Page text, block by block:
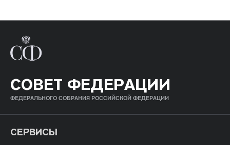
СОВЕТ ФЕДЕРАЦИИ
ФЕДЕРАЛЬНОГО СОБРАНИЯ РОССИЙСКОЙ ФЕДЕРАЦИИ
СЕРВИСЫ